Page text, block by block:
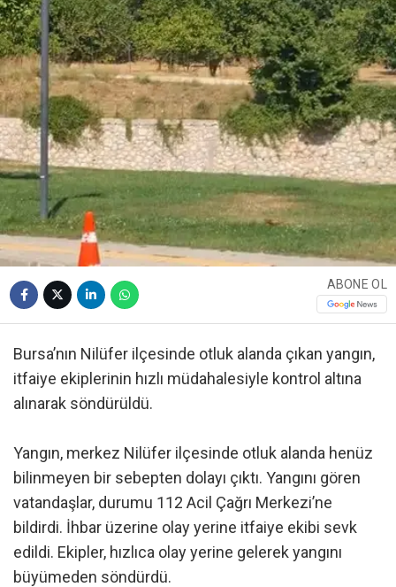
ABONE OL
Bursa’nın Nilüfer ilçesinde otluk alanda çıkan yangın,
itfaiye ekiplerinin hızlı müdahalesiyle kontrol altına
alınarak söndürüldü.
Yangın, merkez Nilüfer ilçesinde otluk alanda henüz
bilinmeyen bir sebepten dolayı çıktı. Yangını gören
vatandaşlar, durumu 112 Acil Çağrı Merkezi’ne
bildirdi. İhbar üzerine olay yerine itfaiye ekibi sevk
edildi. Ekipler, hızlıca olay yerine gelerek yangını
büyümeden söndürdü.